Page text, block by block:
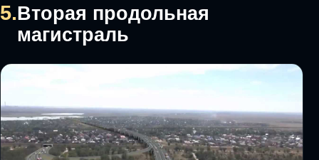
5.Вторая продольная
магистраль